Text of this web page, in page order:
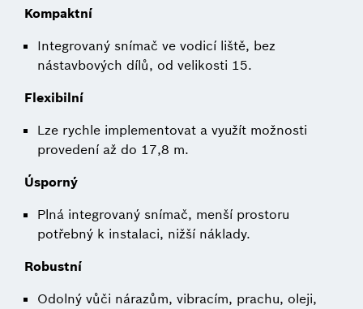
Kompaktní
Integrovaný snímač ve vodicí liště, bez
nástavbových dílů, od velikosti 15.
Flexibilní
Lze rychle implementovat a využít možnosti
provedení až do 17,8 m.
Úsporný
Plná integrovaný snímač, menší prostoru
potřebný k instalaci, nižší náklady.
Robustní
Odolný vůči nárazům, vibracím, prachu, oleji,